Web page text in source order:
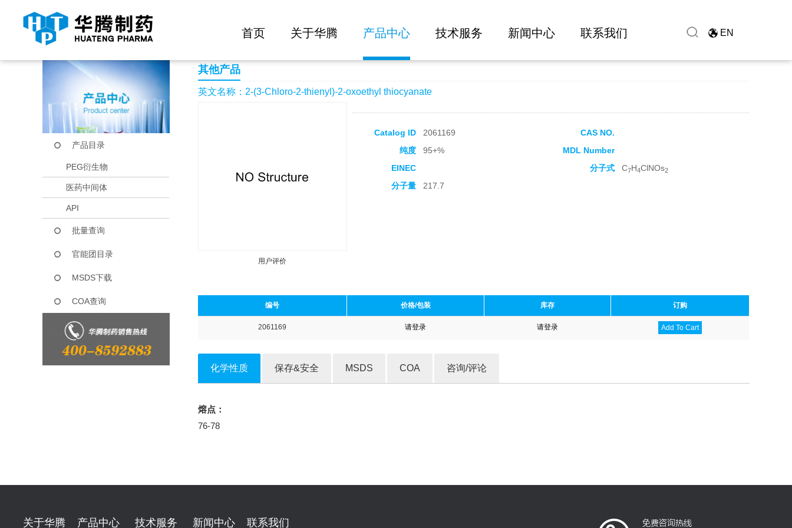
首页 关于华腾 产品中心 技术服务 新闻中心 联系我们 EN
当前位置： 首页 产品中心 2-(3-Chloro-2-thienyl)-2-oxoethyl thiocyanate
产品目录
PEG衍生物
医药中间体
API
批量查询
官能团目录
MSDS下载
COA查询
其他产品
英文名称：2-(3-Chloro-2-thienyl)-2-oxoethyl thiocyanate
用户评价
Catalog ID 2061169
CAS NO.
纯度
95+%
MDL Number
EINEC
分子式 C7H4ClNOs2
分子量 217.7
编号 价格/包装 库存 订购
2061169 请登录 请登录 Add To Cart
化学性质 保存&安全 MSDS COA 咨询/评论
熔点：
76-78
关于华腾 产品中心 技术服务 新闻中心 联系我们